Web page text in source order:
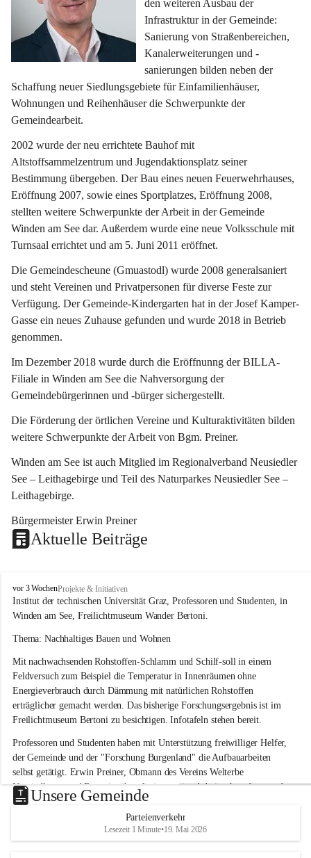
den weiteren Ausbau der
Infrastruktur in der Gemeinde:
Sanierung von Straßenbereichen,
Kanalerweiterungen und -
sanierungen bilden neben der
Schaffung neuer Siedlungsgebiete für Einfamilienhäuser,
Wohnungen und Reihenhäuser die Schwerpunkte der
Gemeindearbeit.
2002 wurde der neu errichtete Bauhof mit
Altstoffsammelzentrum und Jugendaktionsplatz seiner
Bestimmung übergeben. Der Bau eines neuen Feuerwehrhauses,
Eröffnung 2007, sowie eines Sportplatzes, Eröffnung 2008,
stellten weitere Schwerpunkte der Arbeit in der Gemeinde
Winden am See dar. Außerdem wurde eine neue Volksschule mit
Turnsaal errichtet und am 5. Juni 2011 eröffnet.
Die Gemeindescheune (Gmuastodl) wurde 2008 generalsaniert
und steht Vereinen und Privatpersonen für diverse Feste zur
Verfügung. Der Gemeinde-Kindergarten hat in der Josef Kamper-
Gasse ein neues Zuhause gefunden und wurde 2018 in Betrieb
genommen.
Im Dezember 2018 wurde durch die Eröffnunng der BILLA-
Filiale in Winden am See die Nahversorgung der
Gemeindebürgerinnen und -bürger sichergestellt.
Die Förderung der örtlichen Vereine und Kulturaktivitäten bilden
weitere Schwerpunkte der Arbeit von Bgm. Preiner.
Winden am See ist auch Mitglied im Regionalverband Neusiedler
See – Leithagebirge und Teil des Naturparkes Neusiedler See –
Leithagebirge.
Bürgermeister Erwin Preiner
Aktuelle Beiträge
W
i
n
e
a
m
S
e
e
vor 3 WochenProjekte & Initiativen
Institut der technischen Universität Graz, Professoren und Studenten, in
Winden am See, Freilichtmuseum Wander Bertoni.
Thema: Nachhaltiges Bauen und Wohnen
Mit nachwachsenden Rohstoffen-Schlamm und Schilf-soll in einem
Feldversuch zum Beispiel die Temperatur in Innenräumen ohne
Energieverbrauch durch Dämmung mit natürlichen Rohstoffen
erträglicher gemacht werden. Das bisherige Forschungsergebnis ist im
Freilichtmuseum Bertoni zu besichtigen. Infotafeln stehen bereit.
Professoren und Studenten haben mit Unterstützung freiwilliger Helfer,
der Gemeinde und der "Forschung Burgenland" die Aufbauarbeiten
selbst getätigt. Erwin Preiner, Obmann des Vereins Welterbe
Neusiedlersee und Bgm. ist über die innovative Arbeit sehr erfreut und
hofft auf baldige praktische Anwendung der Forschungsergebnisse.
Gerade in Zeiten des Klimawandels ist jede technologische Innovation
wichtig!
Unsere Gemeinde
Parteienverkehr
Lesezeit 1 Minute•19. Mai 2026